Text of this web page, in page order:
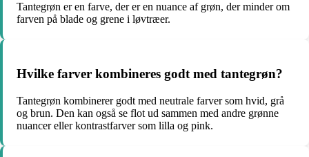
Tantegrøn er en farve, der er en nuance af grøn, der minder om
farven på blade og grene i løvtræer.
Hvilke farver kombineres godt med tantegrøn?
Tantegrøn kombinerer godt med neutrale farver som hvid, grå
og brun. Den kan også se flot ud sammen med andre grønne
nuancer eller kontrastfarver som lilla og pink.